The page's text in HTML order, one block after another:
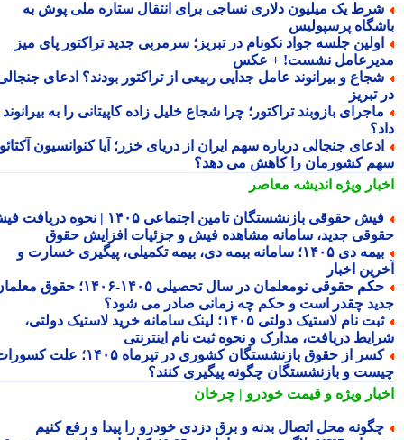
یک میلیون دلاری نساجی برای انتقال ستاره ملی پوش به
پرسپولیس
جلسه جواد نکونام در تبریز؛ سرمربی جدید تراکتور پای میز
نشست! + عکس
و بیرانوند عامل جدایی ربیعی از تراکتور بودند؟ ادعای جنجالی
تبریز
بازوبند تراکتور؛ چرا شجاع خلیل زاده کاپیتانی را به بیرانوند
جنجالی درباره سهم ایران از دریای خزر؛ آیا کنوانسیون آکتائو
کشورمان را کاهش می دهد؟
ویژهاندیشه معاصر
فیش حقوقی بازنشستگان تامین اجتماعی ۱۴۰۵ | نحوه دریافت فیش
جدید، سامانه مشاهده فیش و جزئیات افزایش حقوق
بیمه دی ۱۴۰۵؛ سامانه بیمه دی، بیمه تکمیلی، پیگیری خسارت و
اخبار
حکم حقوقی نومعلمان در سال تحصیلی ۱۴۰۵-۱۴۰۶؛ حقوق معلمان
چقدر است و حکم چه زمانی صادر می شود؟
ثبت نام لاستیک دولتی ۱۴۰۵؛ لینک سامانه خرید لاستیک دولتی،
دریافت، مدارک و نحوه ثبت نام اینترنتی
کسر از حقوق بازنشستگان کشوری در تیرماه ۱۴۰۵؛ علت کسورات
و بازنشستگان چگونه پیگیری کنند؟
ویژهو قیمت خودرو | چرخان
محل اتصال بدنه و برق دزدی خودرو را پیدا و رفع کنیم